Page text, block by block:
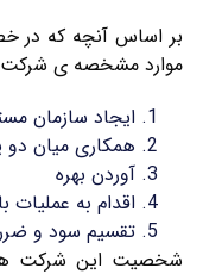
بر اساس آنچه که در
موارد مشخصه ی
ایجاد سازمان
همکاری میان دو
آوردن بهره
اقدام به عملیات
تقسیم سود و
شخصیت این شرکت